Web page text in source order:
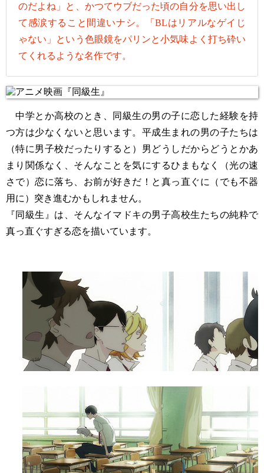
のだよね」と、かつてウブだった頃の自分を思い出し
て感涙すること間違いナシ。「BLはリアルなゲイじ
ゃない」という色眼鏡をパリンと小気味よく打ち砕い
てくれるような名作です。
中学とか高校のとき、同級生の男の子に恋した経験を持
つ方は少なくないと思います。平成生まれの男の子たちは
（特に男子校だったりすると）男どうしだからどうとかあ
まり関係なく、そんなことを気にするひまもなく（光の速
さで）恋に落ち、お前が好きだ！と真っ直ぐに（でも不器
用に）突き進むかもしれません。
『同級生』は、そんなイマドキの男子高校生たちの純粋で
真っ直ぐすぎる恋を描いています。